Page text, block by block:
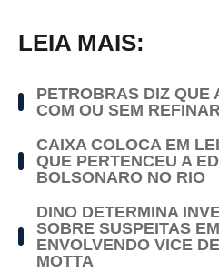
LEIA MAIS:
PETROBRAS DIZ QUE
COM OU SEM
CAIXA COLOCA EM
QUE PERTENCEU A
BOLSONARO NO RIO
DINO DETERMINA
SOBRE SUSPEITAS
ENVOLVENDO VICE
MOTTA